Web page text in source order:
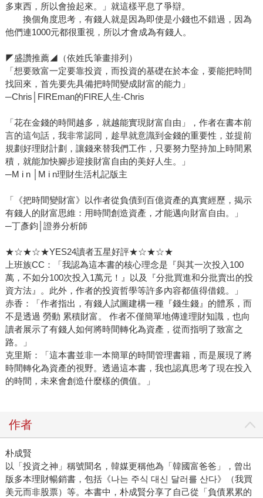
多東西，所以會撿起來。」就這樣平息了爭辯。
換個角度思考，有錢人就是因為即使是小錢也不錯過，因為
他們連1000元都很重視，所以才會成為有錢人。
◤盛讚推薦◢（依姓氏筆畫排列）
「想要致富一定要靠投資，而投資的基礎在於本金，要能把時間
找回來，首先要先具備把時間變成財富的能力」
─Chris│FIREman的FIRE人生-Chris
「花在金錢的時間越多，就越能實現財富自由」，作者在書本前
言的這句話，我非常認同，趁早就意識到金錢的重要性，並提前
規劃好理財計劃，讓錢來替我們工作，只要努力堅持加上時間累
積，就能加快腳步迎接財富自由的美好人生。」
─M i n │M i n理財生活札記版主
「《把時間變財富》以作者從負債到百億資產的真實經歷，揭示
有錢人的財富思維：用時間創造資產，才能邁向財富自由。」
─丁彥鈞│證券分析師
★☆★☆★YES24讀者五星好評★☆★☆★
上班族CC：「我認為這本書的核心理念是『與其一次投入100
萬，不如分100次投入1萬元！』以及『分批買進和分批賣出的投
資方法』。此外，作者的投資哲學等許多內容都值得借鏡。」
赤香：「作者指出，有錢人試圖建構一種『錢生錢』的體系，而
不是透過 勞動 累積財富。 作者不僅簡單地傳達理財知識，也向
讀者展示了有錢人如何將時間轉化為資產，從而指明了致富之
路。」
克里斯：「這本書並非一本簡單的時間管理書籍，而是展現了將
時間轉化為資產的視野。透過這本書，我也認真思考了現在投入
的時間，未來會創造什麼樣的價值。」
作者
朴成賢
以「投資之神」稱號聞名，韓媒更稱他為「韓國富爸爸」，曾出
版多本理財暢銷書，包括《나는 주식 대신 달러를 산다》（我買
美元而非股票）等。本書中，朴成賢分享了自己從「負債累累的